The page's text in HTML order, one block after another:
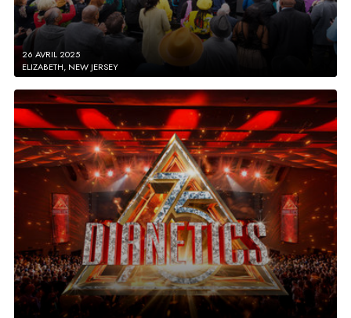
26 AVRIL 2025
ELIZABETH, NEW JERSEY